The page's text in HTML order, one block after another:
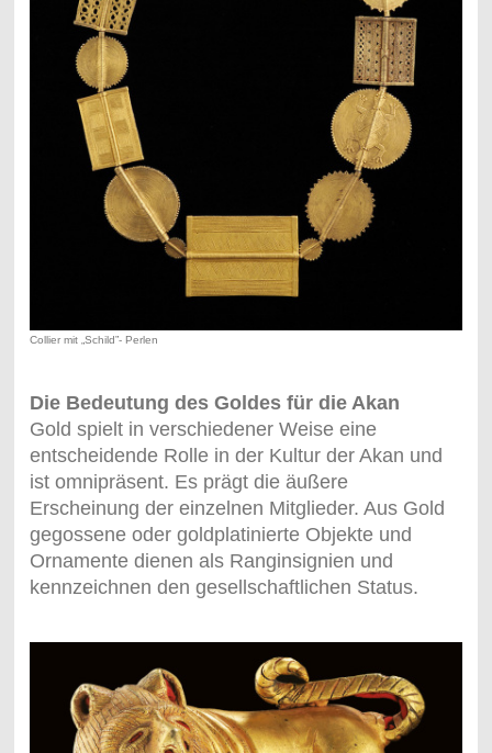
Collier mit „Schild”- Perlen
Die Bedeutung des Goldes für die Akan
Gold spielt in verschiedener Weise eine
entscheidende Rolle in der Kultur der Akan und
ist omnipräsent. Es prägt die äußere
Erscheinung der einzelnen Mitglieder. Aus Gold
gegossene oder goldplatinierte Objekte und
Ornamente dienen als Ranginsignien und
kennzeichnen den gesellschaftlichen Status.